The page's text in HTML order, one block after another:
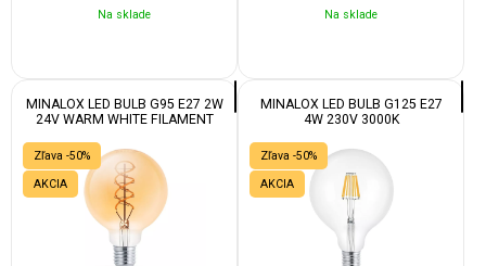
Na sklade Na sklade
MINALOX LED BULB G95 E27 2W
24V WARM WHITE FILAMENT
Zľava -50%
AKCIA
MINALOX LED BULB G125 E27
4W 230V 3000K
Zľava -50%
AKCIA